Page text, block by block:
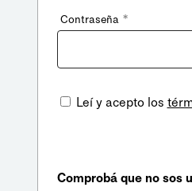
Contraseña *
Leí y acepto los
Comprobá que no sos